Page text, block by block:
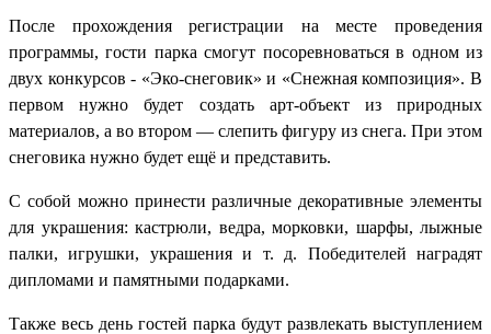
После прохождения регистрации на месте проведения
программы, гости парка смогут посоревноваться в одном из
двух конкурсов - «Эко-снеговик» и «Снежная композиция». В
первом нужно будет создать арт-объект из природных
материалов, а во втором — слепить фигуру из снега. При этом
снеговика нужно будет ещё и представить.
С собой можно принести различные декоративные элементы
для украшения: кастрюли, ведра, морковки, шарфы, лыжные
палки, игрушки, украшения и т. д. Победителей наградят
дипломами и памятными подарками.
Также весь день гостей парка будут развлекать выступлением